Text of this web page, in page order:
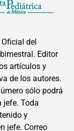
del
Editor
artículos y
de los autores.
sólo podrá
jefe. Toda
y
jefe. Correo